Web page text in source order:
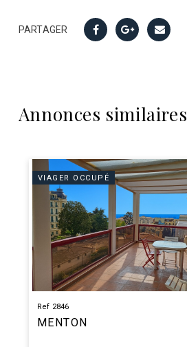
PARTAGER
Annonces similaires
VIAGER OCCUPÉ
Ref 2846
MENTON